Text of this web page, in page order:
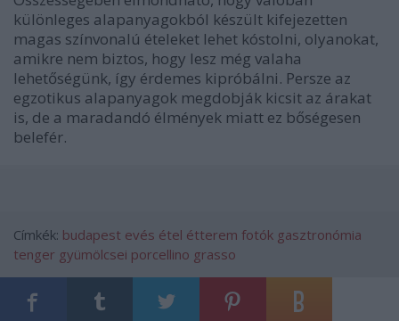
különleges alapanyagokból készült kifejezetten
magas színvonalú ételeket lehet kóstolni, olyanokat,
amikre nem biztos, hogy lesz még valaha
lehetőségünk, így érdemes kipróbálni. Persze az
egzotikus alapanyagok megdobják kicsit az árakat
is, de a maradandó élmények miatt ez bőségesen
belefér.
Címkék: budapest evés étel étterem fotók gasztronómia
tenger gyümölcsei porcellino grasso